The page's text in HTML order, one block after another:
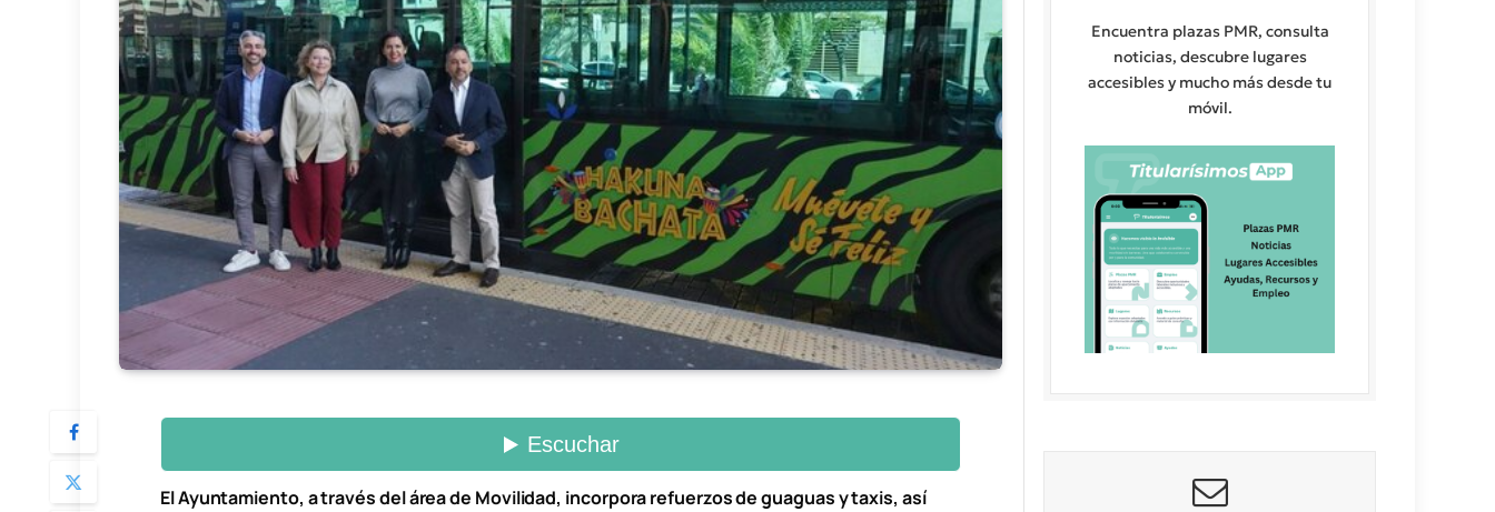
El Ayuntamiento, a través del área de Movilidad, incorpora refuerzos de guaguas y taxis, así
Encuentra plazas PMR, consulta
noticias, descubre lugares
accesibles y mucho más desde tu
móvil.